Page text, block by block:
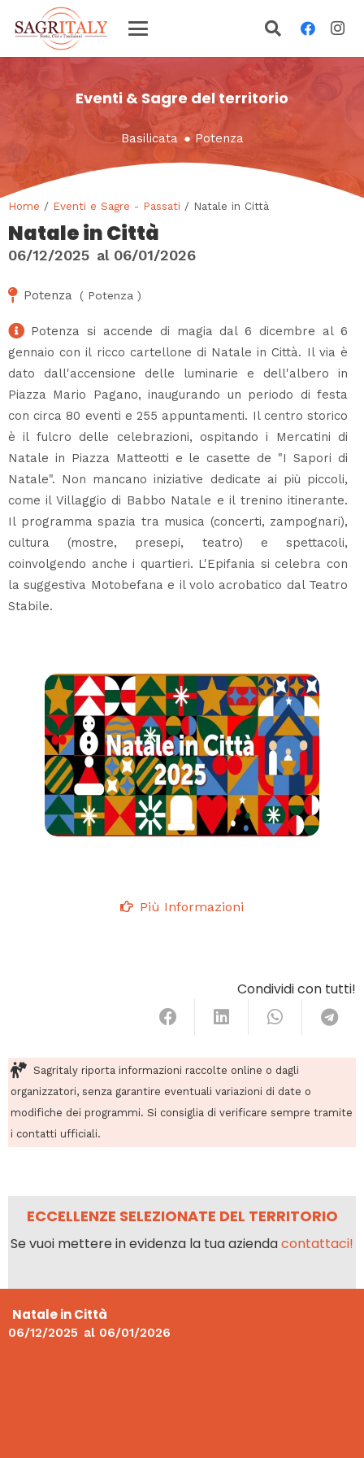
Eventi & Sagre del territorio
Basilicata ● Potenza
Home / Eventi e Sagre - Passati / Natale in Città
Natale in Città
06/12/2025 al 06/01/2026
Potenza ( Potenza )
Potenza si accende di magia dal 6 dicembre al 6
gennaio con il ricco cartellone di Natale in Città. Il via è
dato dall'accensione delle luminarie e dell'albero in
Piazza Mario Pagano, inaugurando un periodo di festa
con circa 80 eventi e 255 appuntamenti. Il centro storico
è il fulcro delle celebrazioni, ospitando i Mercatini di
Natale in Piazza Matteotti e le casette de "I Sapori di
Natale". Non mancano iniziative dedicate ai più piccoli,
come il Villaggio di Babbo Natale e il trenino itinerante.
Il programma spazia tra musica (concerti, zampognari),
cultura (mostre, presepi, teatro) e spettacoli,
coinvolgendo anche i quartieri. L'Epifania si celebra con
la suggestiva Motobefana e il volo acrobatico dal Teatro
Stabile.
Più Informazioni
Condividi con tutti!
Sagritaly riporta informazioni raccolte online o dagli
organizzatori, senza garantire eventuali variazioni di date o
modifiche dei programmi. Si consiglia di verificare sempre tramite
i contatti ufficiali.
ECCELLENZE SELEZIONATE DEL TERRITORIO
Se vuoi mettere in evidenza la tua aziendacontattaci!
Natale in Città
06/12/2025 al 06/01/2026